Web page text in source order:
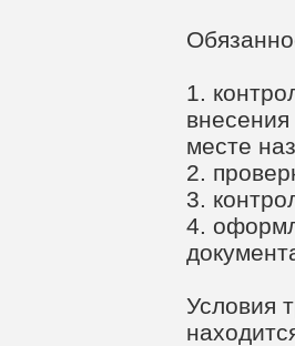
1.
месте
2.
3.
4.
Условия